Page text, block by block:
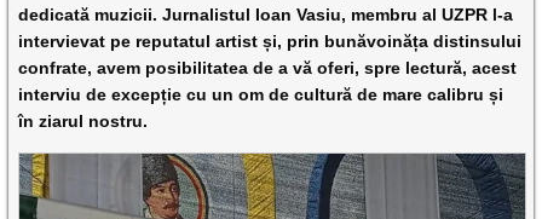
dedicată muzicii. Jurnalistul Ioan Vasiu, membru al UZPR l-a
intervievat pe reputatul artist și, prin bunăvoinăța distinsului
confrate, avem posibilitatea de a vă oferi, spre lectură, acest
interviu de excepție cu un om de cultură de mare calibru și
în ziarul nostru.